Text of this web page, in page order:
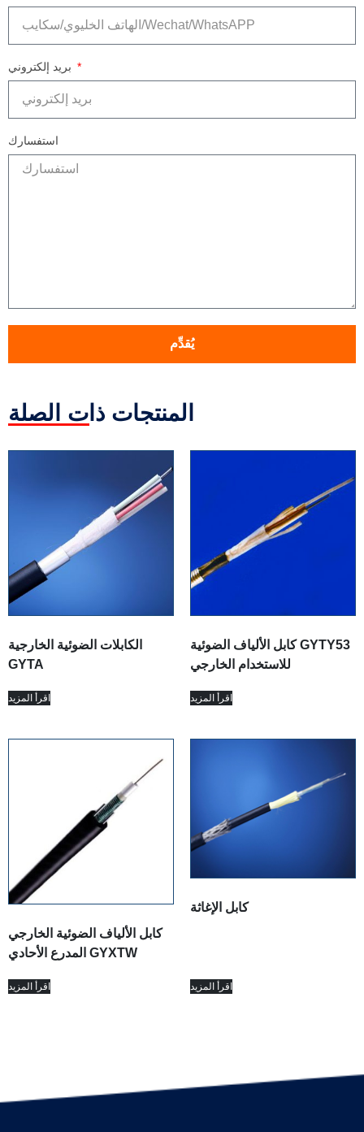
استفسارك
يُقدِّم
المنتجات ذات الصلة
الكابلات الضوئية الخارجية
GYTA
اقرأ المزيد
كابل الألياف الضوئية GYTY53
اقرأ المزيد
كابل الألياف الضوئية الخارجي
المدرع الأحادي GYXTW
اقرأ المزيد
كابل الإغاثة
اقرأ المزيد